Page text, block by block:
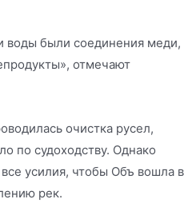
были соединения меди,
отмечают
очистка русел,
по судоходству. Однако
усилия, чтобы Объ вошла в
рек.